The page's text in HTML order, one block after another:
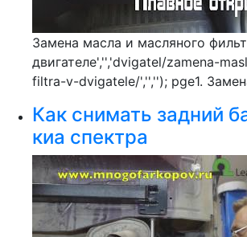
Замена масла и масляного
двигателе','','dvigatel/zamena-
filtra-v-dvigatele/','',''); pge1.
Как снимать задний
киа спектра